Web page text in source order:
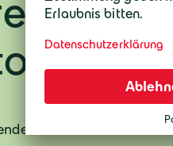
Gesellschafter